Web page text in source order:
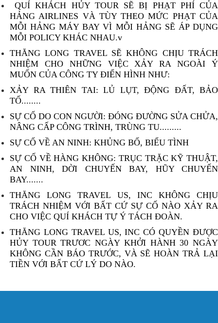
QUÍ KHÁCH HỦY TOUR SẼ BỊ PHẠT PHÍ CỦA
HẢNG AIRLINES VÀ TÙY THEO MỨC PHẠT CỦA
MỖI HẢNG MÁY BAY VÌ MỖI HẢNG SẼ ÁP DỤNG
MỖI POLICY KHÁC NHAU.v
THĂNG LONG TRAVEL SẼ KHÔNG CHỊU TRÁCH
NHIỆM CHO NHỮNG VIỆC XẢY RA NGOÀI Ý
MUỐN CỦA CÔNG TY ĐIỂN HÌNH NHƯ:
XẢY RA THIÊN TAI: LỦ LỤT, ĐỘNG ĐẤT, BẢO
TỐ........
SỰ CỐ DO CON NGƯỜI: ĐÓNG ĐƯỜNG SỬA CHỬA,
NÂNG CẤP CÔNG TRÌNH, TRÙNG TU.........
SỰ CỐ VỀ AN NINH: KHỦNG BỐ, BIỂU TÌNH
SỰ CỐ VỀ HÀNG KHÔNG: TRỤC TRẶC KỸ THUẬT,
AN NINH, DỜI CHUYẾN BAY, HŨY CHUYẾN
BAY.......
THĂNG LONG TRAVEL US, INC KHÔNG CHỊU
TRÁCH NHIỆM VỚI BẤT CỨ SỰ CỐ NÀO XẢY RA
CHO VIỆC QUÍ KHÁCH TỰ Ý TÁCH ĐOÀN.
THĂNG LONG TRAVEL US, INC CÓ QUYỀN ĐƯỢC
HỦY TOUR TRƯƠC NGÀY KHỞI HÀNH 30 NGÀY
KHÔNG CẦN BÁO TRƯỚC, VÀ SẼ HOÀN TRẢ LẠI
TIỀN VỚI BẤT CỨ LÝ DO NÀO.